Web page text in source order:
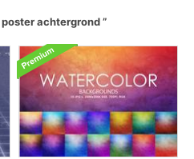
poster achtergrond